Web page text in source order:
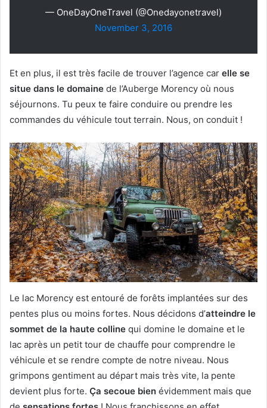
— OneDayOneTravel (@Onedayonetravel)
November 3, 2016
Et en plus, il est très facile de trouver l’agence car elle se
situe dans le domaine de l’Auberge Morency où nous
séjournons. Tu peux te faire conduire ou prendre les
commandes du véhicule tout terrain. Nous, on conduit !
Le lac Morency est entouré de forêts implantées sur des
pentes plus ou moins fortes. Nous décidons d’atteindre le
sommet de la haute colline qui domine le domaine et le
lac après un petit tour de chauffe pour comprendre le
véhicule et se rendre compte de notre niveau. Nous
grimpons gentiment au départ mais très vite, la pente
devient plus forte. Ça secoue bien évidemment mais que